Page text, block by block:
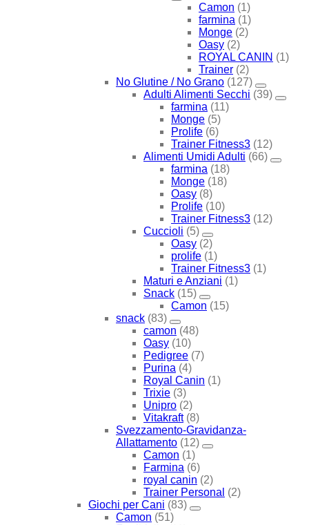
Camon (1)
farmina (1)
Monge (2)
Oasy (2)
ROYAL CANIN (1)
Trainer (2)
No Glutine / No Grano (127)
Adulti Alimenti Secchi (39)
farmina (11)
Monge (5)
Prolife (6)
Trainer Fitness3 (12)
Alimenti Umidi Adulti (66)
farmina (18)
Monge (18)
Oasy (8)
Prolife (10)
Trainer Fitness3 (12)
Cuccioli (5)
Oasy (2)
prolife (1)
Trainer Fitness3 (1)
Maturi e Anziani (1)
Snack (15)
Camon (15)
snack (83)
camon (48)
Oasy (10)
Pedigree (7)
Purina (4)
Royal Canin (1)
Trixie (3)
Unipro (2)
Vitakraft (8)
Svezzamento-Gravidanza-
Allattamento (12)
Camon (1)
Farmina (6)
royal canin (2)
Trainer Personal (2)
Giochi per Cani (83)
Camon (51)